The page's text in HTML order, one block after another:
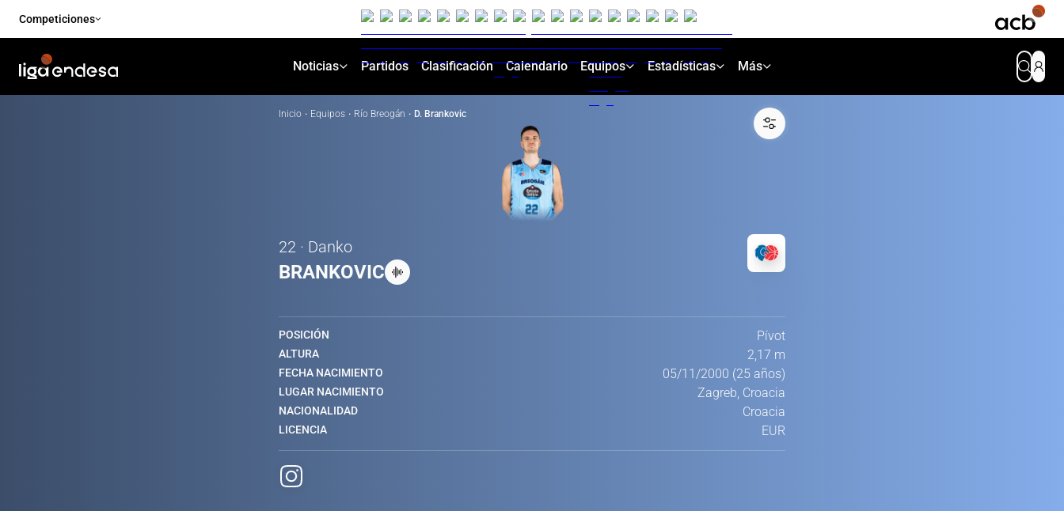
Competiciones
Noticias Partidos Clasificación Calendario Equipos Estadísticas Más
Inicio · Equipos · Río Breogán · D. Brankovic
22 · Danko
BRANKOVIC
POSICIÓN Pívot
ALTURA 2,17 m
FECHA NACIMIENTO 05/11/2000 (25 años)
LUGAR NACIMIENTO Zagreb, Croacia
NACIONALIDAD Croacia
LICENCIA EUR